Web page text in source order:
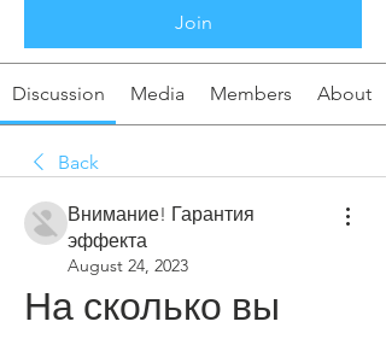
Join
Discussion Media Members About
Back
Внимание! Гарантия
эффекта
August 24, 2023
На сколько вы